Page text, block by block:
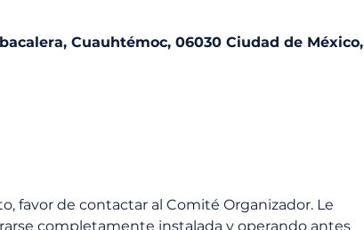
Cuauhtémoc, 06030 Ciudad de México,
favor de contactar al Comité Organizador. Le
completamente instalada y operando antes